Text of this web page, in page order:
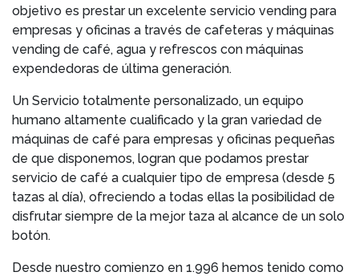
objetivo es prestar un excelente servicio vending para
empresas y oficinas a través de cafeteras y máquinas
vending de café, agua y refrescos con máquinas
expendedoras de última generación.
Un Servicio totalmente personalizado, un equipo
humano altamente cualificado y la gran variedad de
máquinas de café para empresas y oficinas pequeñas
de que disponemos, logran que podamos prestar
servicio de café a cualquier tipo de empresa (desde 5
tazas al día), ofreciendo a todas ellas la posibilidad de
disfrutar siempre de la mejor taza al alcance de un solo
botón.
Desde nuestro comienzo en 1.996 hemos tenido como